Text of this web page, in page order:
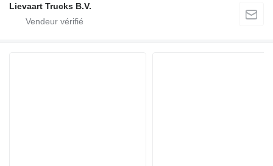
Lievaart Trucks B.V.